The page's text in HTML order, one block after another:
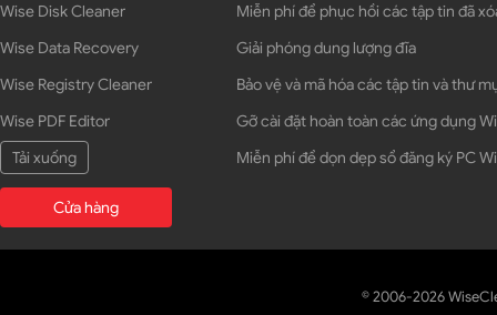
Wise Disk Cleaner
Wise Data Recovery
Wise Registry Cleaner
Wise PDF Editor
Tải xuống
Cửa hàng
Miễn phí để phục hồi các tập tin đã
Giải phóng dung lượng đĩa
Bảo vệ và mã hóa các tập tin và thư
Gỡ cài đặt hoàn toàn các ứng dụng
Miễn phí để dọn dẹp sổ đăng ký PC
© 2006-2026